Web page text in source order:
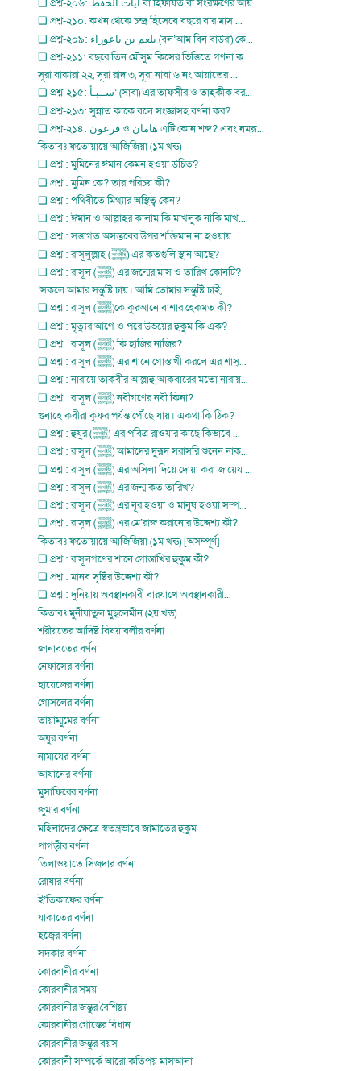
❏ প্রশ্ন-২০৬: آيات الحفظ বা হিফাযত বা সংরক্ষণের আয়...
❏ প্রশ্ন-২১০: কখন থেকে চন্দ্র হিসেবে বছরে বার মাস ...
❏ প্রশ্ন-২০৯: بلعم بن باعوراء (বল‘আম বিন বাউরা) কে...
❏ প্রশ্ন-২১১: বছরে তিন মৌসুম কিসের ভিত্তিতে গণনা ক...
সূরা বাকারা ২২, সূরা রাদ ৩, সূরা নাবা ৬ নং আয়াতের ...
❏ প্রশ্ন-২১৫: ســبـأ‘ (সাবা) এর তাফসীর ও তাহকীক বর...
❏ প্রশ্ন-২১৩: সুন্নাত কাকে বলে সংজ্ঞাসহ বর্ণনা কর?
❏ প্রশ্ন-২১৪: فرعون ও هامان এটি কোন শব্দ? এবং নমরূ...
কিতাবঃ ফতোয়ায়ে আজিজিয়া (১ম খন্ড)
❏ প্রশ্ন : মুমিনের ঈমান কেমন হওয়া উচিত?
❏ প্রশ্ন : মুমিন কে? তার পরিচয় কী?
❏ প্রশ্ন : পথিবীতে মিথ্যার অস্থিত্ব কেন?
❏ প্রশ্ন : ঈমান ও আল্লাহর কালাম কি মাখলুক নাকি মাখ...
❏ প্রশ্ন : সত্তাগত অসম্ভবের উপর শক্তিমান না হওয়ায় ...
❏ প্রশ্ন : রাসূলুল্লাহ (ﷺ) এর কতগুলি স্থান আছে?
❏ প্রশ্ন : রাসূল (ﷺ) এর জন্মের মাস ও তারিখ কোনটি?
‘সকলে আমার সন্তুষ্টি চায়। আমি তোমার সন্তুষ্টি চাই,...
❏ প্রশ্ন : রাসূল (ﷺ)কে কুরআনে বাশার হেকমত কী?
❏ প্রশ্ন : মৃত্যুর আগে ও পরে উভয়ের হুকুম কি এক?
❏ প্রশ্ন : রাসূল (ﷺ) কি হাজির নাজির?
❏ প্রশ্ন : রাসূল (ﷺ) এর শানে গোস্তাখী করলে এর শাস্...
❏ প্রশ্ন : নারায়ে তাকবীর আল্লাহু আকবারের মতো নারায়...
❏ প্রশ্ন : রাসূল (ﷺ) নবীগণের নবী কিনা?
গুনাহে কবীরা কুফর পর্যন্ত পৌঁছে যায়। একথা কি ঠিক?
❏ প্রশ্ন : হুযুর (ﷺ) এর পবিত্র রাওযার কাছে কিভাবে ...
❏ প্রশ্ন : রাসূল (ﷺ) আমাদের দুরূদ সরাসরি শুনেন নাক...
❏ প্রশ্ন : রাসূল (ﷺ) এর অসিলা দিয়ে দোয়া করা জায়েয ...
❏ প্রশ্ন : রাসূল (ﷺ) এর জন্ম কত তারিখ?
❏ প্রশ্ন : রাসূল (ﷺ) এর নূর হওয়া ও মানুষ হওয়া সম্প...
❏ প্রশ্ন : রাসূল (ﷺ) এর মে‘রাজ করানোর উদ্দেশ্য কী?
কিতাবঃ ফতোয়ায়ে আজিজিয়া (১ম খন্ড) [অসম্পূর্ণ]
❏ প্রশ্ন : রাসূলগণের শানে গোস্তাখির হুকুম কী?
❏ প্রশ্ন : মানব সৃষ্টির উদ্দেশ্য কী?
❏ প্রশ্ন : দুনিয়ায় অবস্থানকারী বারযাখে অবস্থানকারী...
কিতাবঃ মুনীয়াতুল মুছ্লেমীন (২য় খন্ড)
শরীয়তের আদিষ্ট বিষয়াবলীর বর্ণনা
জানাবতের বর্ণনা
নেফাসের বর্ণনা
হায়েজের বর্ণনা
গোসলের বর্ণনা
তায়াম্মুমের বর্ণনা
অযুর বর্ণনা
নামাযের বর্ণনা
আযানের বর্ণনা
মুসাফিরের বর্ণনা
জুমার বর্ণনা
মহিলাদের ক্ষেত্রে স্বতন্ত্রভাবে জামাতের হুকুম
পাগড়ীর বর্ণনা
তিলাওয়াতে সিজদার বর্ণনা
রোযার বর্ণনা
ই’তিকাফের বর্ণনা
যাকাতের বর্ণনা
হজ্বের বর্ণনা
সদকার বর্ণনা
কোরবানীর বর্ণনা
কোরবানীর সময়
কোরবানীর জন্তুর বৈশিষ্ট্য
কোরবানীর গোস্তের বিধান
কোরবানীর জন্তুর বয়স
কোরবানী সম্পর্কে আরো কতিপয় মাসআলা